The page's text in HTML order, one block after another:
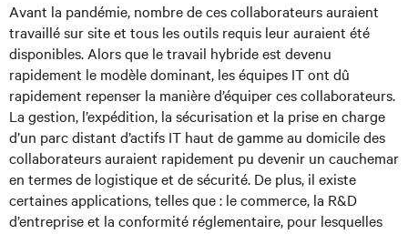
Avant la pandémie, nombre de ces collaborateurs auraient
travaillé sur site et tous les outils requis leur auraient été
disponibles. Alors que le travail hybride est devenu
rapidement le modèle dominant, les équipes IT ont dû
rapidement repenser la manière d’équiper ces collaborateurs.
La gestion, l’expédition, la sécurisation et la prise en charge
d’un parc distant d’actifs IT haut de gamme au domicile des
collaborateurs auraient rapidement pu devenir un cauchemar
en termes de logistique et de sécurité. De plus, il existe
certaines applications, telles que : le commerce, la R&D
d’entreprise et la conformité réglementaire, pour lesquelles